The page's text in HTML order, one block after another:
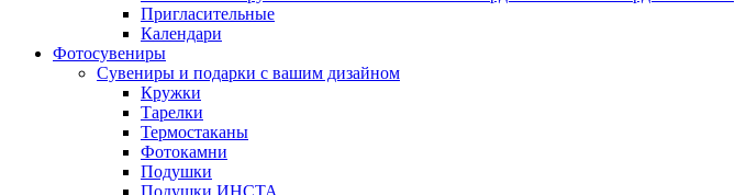
Пригласительные
Календари
Фотосувениры
Сувениры и подарки с вашим дизайном
Кружки
Тарелки
Термостаканы
Фотокамни
Подушки
Подушки ИНСТА